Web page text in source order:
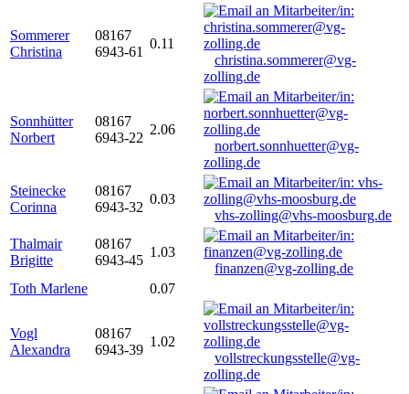
Sommerer
Christina
08167
6943-61
0.11
christina.sommerer@vg-
zolling.de
Sonnhütter
Norbert
08167
6943-22
2.06
norbert.sonnhuetter@vg-
zolling.de
Steinecke
Corinna
08167
6943-32
0.03
vhs-zolling@vhs-moosburg.de
Thalmair
Brigitte
08167
6943-45
1.03
finanzen@vg-zolling.de
Toth Marlene
0.07
Vogl
Alexandra
08167
6943-39
1.02
vollstreckungsstelle@vg-
zolling.de